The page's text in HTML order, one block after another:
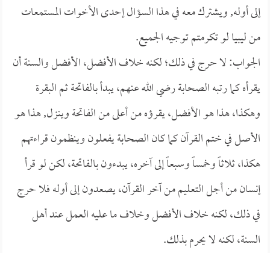
إلى أوله, ويشترك معه في هذا السؤال إحدى الأخوات المستمعات
من ليبيا لو تكرمتم توجيه الجميع.
الجواب: لا حرج في ذلك؛ لكنه خلاف الأفضل، الأفضل والسنة أن
يقرأه كما رتبه الصحابة رضي الله عنهم، يبدأ بالفاتحة ثم البقرة
وهكذا، هذا هو الأفضل، يقرؤه من أعلى من الفاتحة وينزل, هذا هو
الأصل في ختم القرآن كما كان الصحابة يفعلون وينظمون قراءتهم
هكذا، ثلاثاً وخمساً وسبعاً إلى آخره، يبدءون بالفاتحة، لكن لو قرأ
إنسان من أجل التعليم من آخر القرآن، يصعدون إلى أوله فلا حرج
في ذلك، لكنه خلاف الأفضل وخلاف ما عليه العمل عند أهل
السنة، لكنه لا يحرم بذلك.